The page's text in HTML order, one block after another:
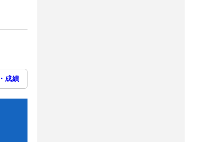
成績